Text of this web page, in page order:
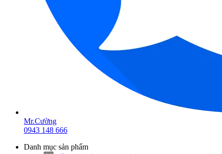
Mr.Cường
0943 148 666
Danh mục sản phẩm